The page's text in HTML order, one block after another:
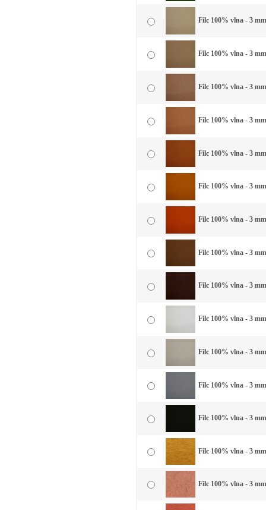
Filc 100% vlna - 3
Filc 100% vlna - 3
Filc 100% vlna - 3
Filc 100% vlna - 3
Filc 100% vlna - 3
Filc 100% vlna - 3
Filc 100% vlna - 3
Filc 100% vlna - 3
Filc 100% vlna - 3
Filc 100% vlna - 3
Filc 100% vlna - 3
Filc 100% vlna - 3
Filc 100% vlna - 3
Filc 100% vlna - 3
Filc 100% vlna - 3